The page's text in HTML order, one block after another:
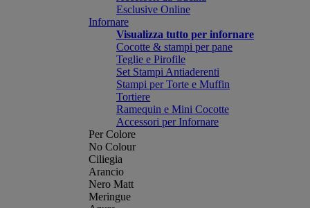
Esclusive Online
Infornare
Visualizza tutto per infornare
Cocotte & stampi per pane
Teglie e Pirofile
Set Stampi Antiaderenti
Stampi per Torte e Muffin
Tortiere
Ramequin e Mini Cocotte
Accessori per Infornare
Per Colore
No Colour
Ciliegia
Arancio
Nero Matt
Meringue